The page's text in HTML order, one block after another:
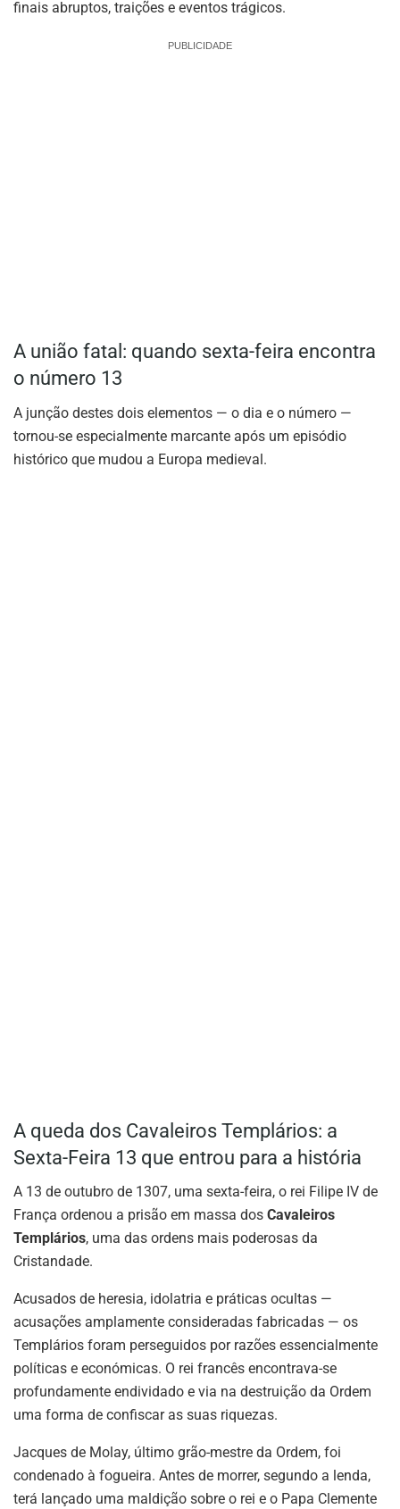
finais abruptos, traições e eventos trágicos.
PUBLICIDADE
A união fatal: quando sexta-feira encontra
o número 13
A junção destes dois elementos — o dia e o número —
tornou-se especialmente marcante após um episódio
histórico que mudou a Europa medieval.
A queda dos Cavaleiros Templários: a
Sexta-Feira 13 que entrou para a história
A 13 de outubro de 1307, uma sexta-feira, o rei Filipe IV de
França ordenou a prisão em massa dos Cavaleiros
Templários, uma das ordens mais poderosas da
Cristandade.
Acusados de heresia, idolatria e práticas ocultas —
acusações amplamente consideradas fabricadas — os
Templários foram perseguidos por razões essencialmente
políticas e económicas. O rei francês encontrava-se
profundamente endividado e via na destruição da Ordem
uma forma de confiscar as suas riquezas.
Jacques de Molay, último grão-mestre da Ordem, foi
condenado à fogueira. Antes de morrer, segundo a lenda,
terá lançado uma maldição sobre o rei e o Papa Clemente